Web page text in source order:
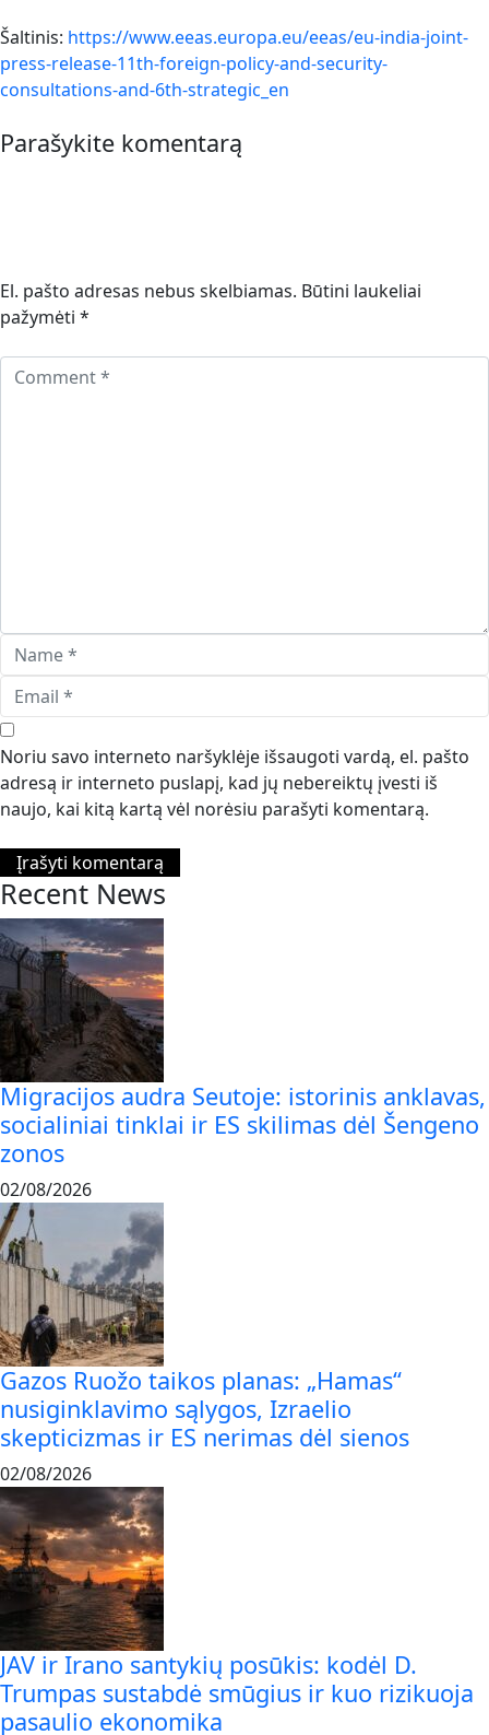
Šaltinis: https://www.eeas.europa.eu/eeas/eu-india-joint-
press-release-11th-foreign-policy-and-security-
consultations-and-6th-strategic_en
Parašykite komentarą
El. pašto adresas nebus skelbiamas. Būtini laukeliai
pažymėti *
Noriu savo interneto naršyklėje išsaugoti vardą, el. pašto
adresą ir interneto puslapį, kad jų nebereiktų įvesti iš
naujo, kai kitą kartą vėl norėsiu parašyti komentarą.
Recent News
Migracijos audra Seutoje: istorinis anklavas,
socialiniai tinklai ir ES skilimas dėl Šengeno
zonos
02/08/2026
Gazos Ruožo taikos planas: „Hamas“
nusiginklavimo sąlygos, Izraelio
skepticizmas ir ES nerimas dėl sienos
02/08/2026
JAV ir Irano santykių posūkis: kodėl D.
Trumpas sustabdė smūgius ir kuo rizikuoja
pasaulio ekonomika